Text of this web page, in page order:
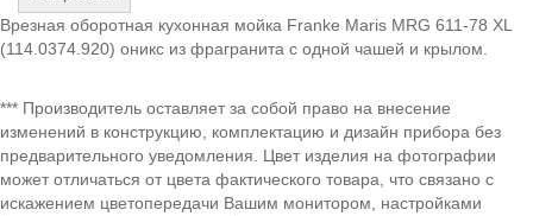
Врезная оборотная кухонная мойка Franke Maris MRG 611-78 XL
(114.0374.920) оникс из фрагранита с одной чашей и крылом.
*** Производитель оставляет за собой право на внесение
изменений в конструкцию, комплектацию и дизайн прибора без
предварительного уведомления. Цвет изделия на фотографии
может отличаться от цвета фактического товара, что связано с
искажением цветопередачи Вашим монитором, настройками